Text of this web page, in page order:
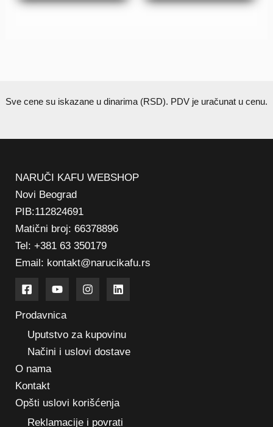
Sve cene su iskazane u dinarima (RSD). PDV je uračunat u cenu.
NARUČI KAFU WEBSHOP
Novi Beograd
PIB:112824691
Matični broj: 66378896
Tel: +381 63 350179
Email: kontakt@narucikafu.rs
Prodavnica
Uputstvo za kupovinu
Načini i uslovi dostave
O nama
Kontakt
Opšti uslovi korišćenja
Reklamacije i povrati